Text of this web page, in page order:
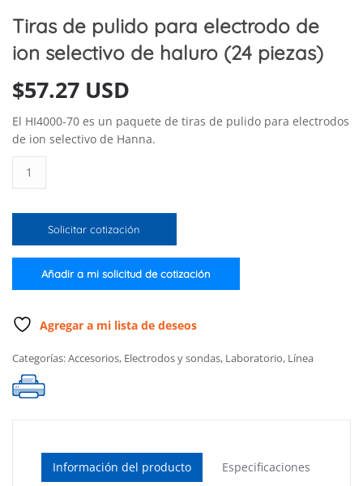
Tiras de pulido para electrodo de
ion selectivo de haluro (24 piezas)
$57.27 USD
El HI4000-70 es un paquete de tiras de pulido para electrodos
de ion selectivo de Hanna.
para
electrodo
selectivo
haluro
piezas)
cantidad
Solicitar cotización
Añadir a mi solicitud de cotización
Agregar a mi lista de deseos
Categorías:Accesorios, Electrodos y sondas, Laboratorio, Línea
Información del producto Especificaciones